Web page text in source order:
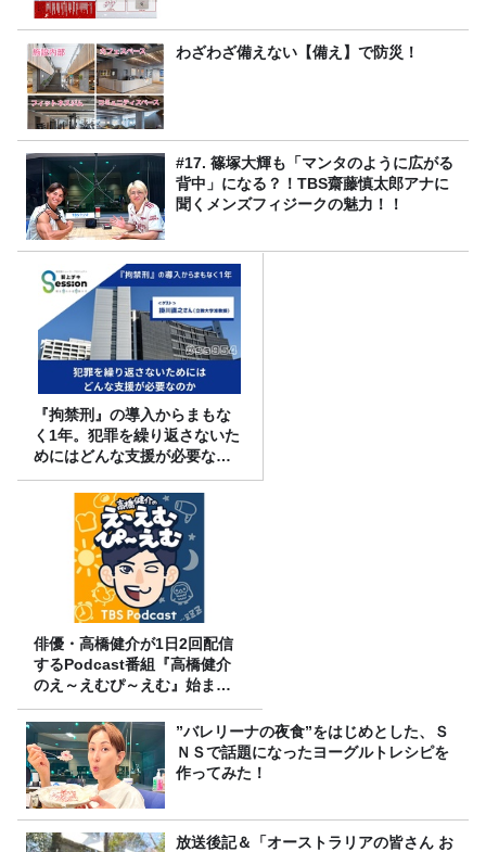
わざわざ備えない【備え】で防災！
#17. 篠塚大輝も「マンタのように広がる
背中」になる？！TBS齋藤慎太郎アナに
聞くメンズフィジークの魅力！！
『拘禁刑』の導入からまもな
く1年。犯罪を繰り返さないた
めにはどんな支援が必要なの
か
俳優・高橋健介が1日2回配信
するPodcast番組『高橋健介
のえ～えむぴ～えむ』始まり
ます
”バレリーナの夜食”をはじめとした、Ｓ
ＮＳで話題になったヨーグルトレシピを
作ってみた！
放送後記＆「オーストラリアの皆さん お